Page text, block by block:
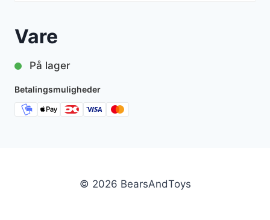
Vare
På lager
Betalingsmuligheder
© 2026 BearsAndToys